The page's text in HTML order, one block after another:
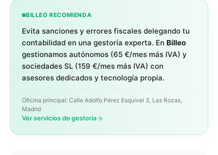
BILLEO RECOMIENDA
Evita sanciones y errores fiscales delegando tu
contabilidad en una gestoría experta. En Billeo
gestionamos autónomos (65 €/mes más IVA) y
sociedades SL (159 €/mes más IVA) con
asesores dedicados y tecnología propia.
Oficina principal: Calle Adolfo Pérez Esquivel 3, Las Rozas,
Madrid
Ver servicios de gestoría